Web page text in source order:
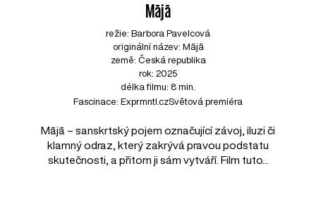
Mājā
režie: Barbora Pavelcová
originální název: Mājā
země: Česká republika
rok: 2025
délka filmu: 8 min.
Fascinace: Exprmntl.czSvětová premiéra
Mājā – sanskrtský pojem označující závoj, iluzi či
klamný odraz, který zakrývá pravou podstatu
skutečnosti, a přitom ji sám vytváří. Film tuto...